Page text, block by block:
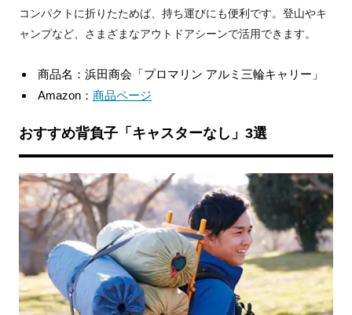
コンパクトに折りたためば、持ち運びにも便利です。登山やキ
ャンプなど、さまざまなアウトドアシーンで活用できます。
商品名：浜田商会「プロマリン アルミ三輪キャリー」
Amazon： 商品ページ
おすすめ背負子「キャスターなし」3選